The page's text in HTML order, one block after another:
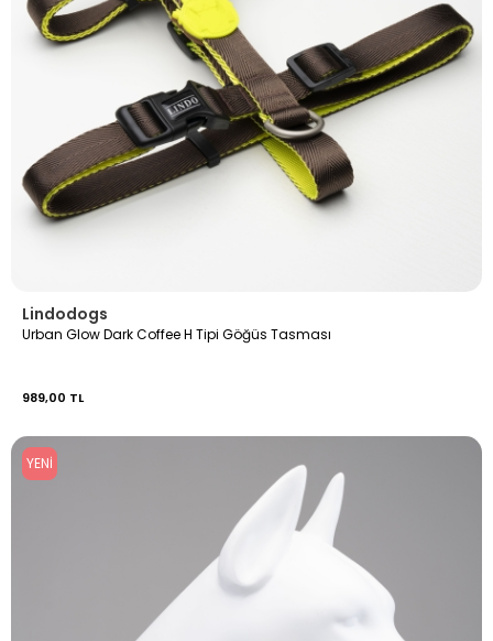
Lindodogs
Urban Glow Dark Coffee H Tipi Göğüs Tasması
989,00 TL
YENI